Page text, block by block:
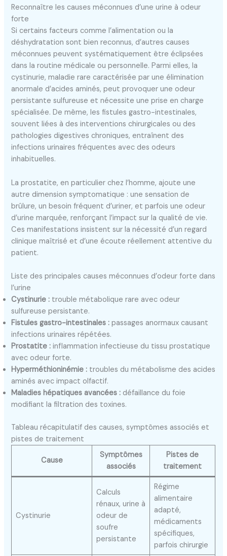
Reconnaître les causes méconnues d’une urine à odeur
forte
Si certains facteurs comme l’alimentation ou la
déshydratation sont bien reconnus, d’autres causes
méconnues peuvent systématiquement être éclipsées
dans la routine médicale ou personnelle. Parmi elles, la
cystinurie, maladie rare caractérisée par une élimination
anormale d’acides aminés, peut provoquer une odeur
persistante sulfureuse et nécessite une prise en charge
spécialisée. De même, les fistules gastro-intestinales,
souvent liées à des interventions chirurgicales ou des
pathologies digestives chroniques, entraînent des
infections urinaires fréquentes avec des odeurs
inhabituelles.
La prostatite, en particulier chez l’homme, ajoute une
autre dimension symptomatique : une sensation de
brûlure, un besoin fréquent d’uriner, et parfois une odeur
d’urine marquée, renforçant l’impact sur la qualité de vie.
Ces manifestations insistent sur la nécessité d’un regard
clinique maîtrisé et d’une écoute réellement attentive du
patient.
Liste des principales causes méconnues d’odeur forte dans
l’urine
Cystinurie : trouble métabolique rare avec odeur
sulfureuse persistante.
Fistules gastro-intestinales : passages anormaux causant
infections urinaires répétées.
Prostatite : inflammation infectieuse du tissu prostatique
avec odeur forte.
Hyperméthioninémie : troubles du métabolisme des acides
aminés avec impact olfactif.
Maladies hépatiques avancées : défaillance du foie
modifiant la filtration des toxines.
Tableau récapitulatif des causes, symptômes associés et
pistes de traitement
Cause
Symptômes
associés
Pistes de
traitement
Cystinurie
Calculs
rénaux, urine à
odeur de
soufre
persistante
Régime
alimentaire
adapté,
médicaments
spécifiques,
parfois chirurgie